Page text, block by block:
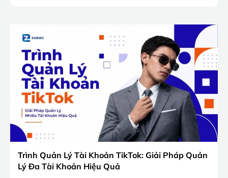
Trình Quản Lý Tài Khoản TikTok: Giải Pháp Quản
Lý Đa Tài Khoản Hiệu Quả